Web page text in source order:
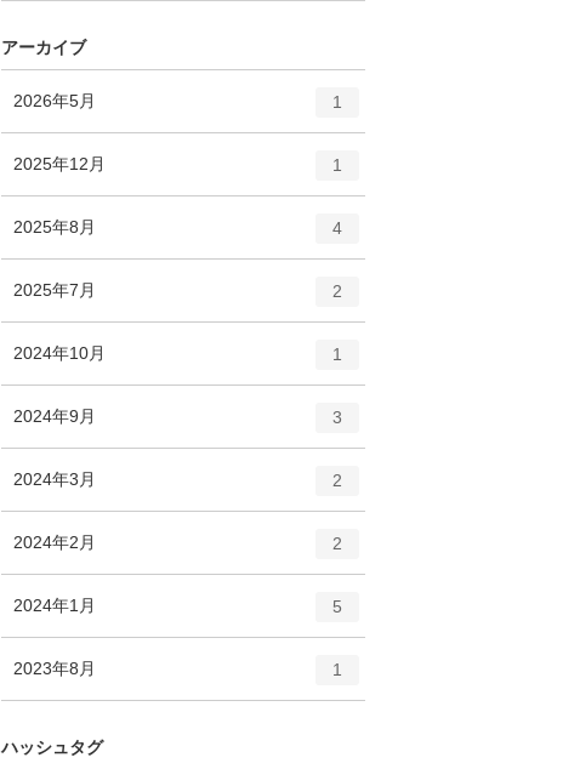
アーカイブ
2026年5月
リ
ー
1
2025年12月
ー
1
2025年8月
ー
数
4
2025年7月
リ
ー
2
2024年10月
ー
1
2024年9月
ー
3
2024年3月
ー
2
2024年2月
ー
2
2024年1月
ー
5
2023年8月
リ
1
ハッシュタグ